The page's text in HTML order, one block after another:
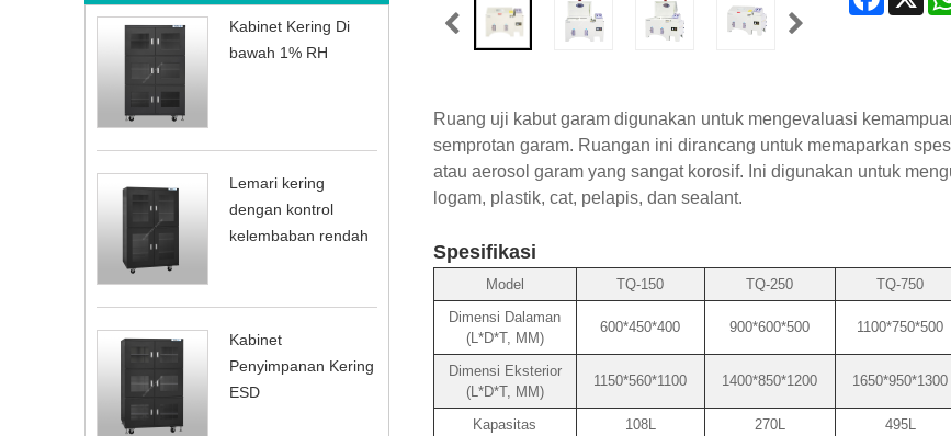
Kabinet Kering Di
bawah 1% RH
Lemari kering
dengan kontrol
kelembaban rendah
Kabinet
Penyimpanan Kering
ESD
Ruang uji kabut garam digunakan untuk mengevaluasi
semprotan garam. Ruangan ini dirancang untuk memaparkan
atau aerosol garam yang sangat korosif. Ini digunakan untuk
logam, plastik, cat, pelapis, dan sealant.
Spesifikasi
Model TQ-150 TQ-250 TQ-750
Dimensi Dalaman
(L*D*T, MM)
600*450*400 900*600*500 1100*750*500
Dimensi Eksterior
(L*D*T, MM)
1150*560*1100 1400*850*1200 1650*950*1300
Kapasitas 108L 270L 495L